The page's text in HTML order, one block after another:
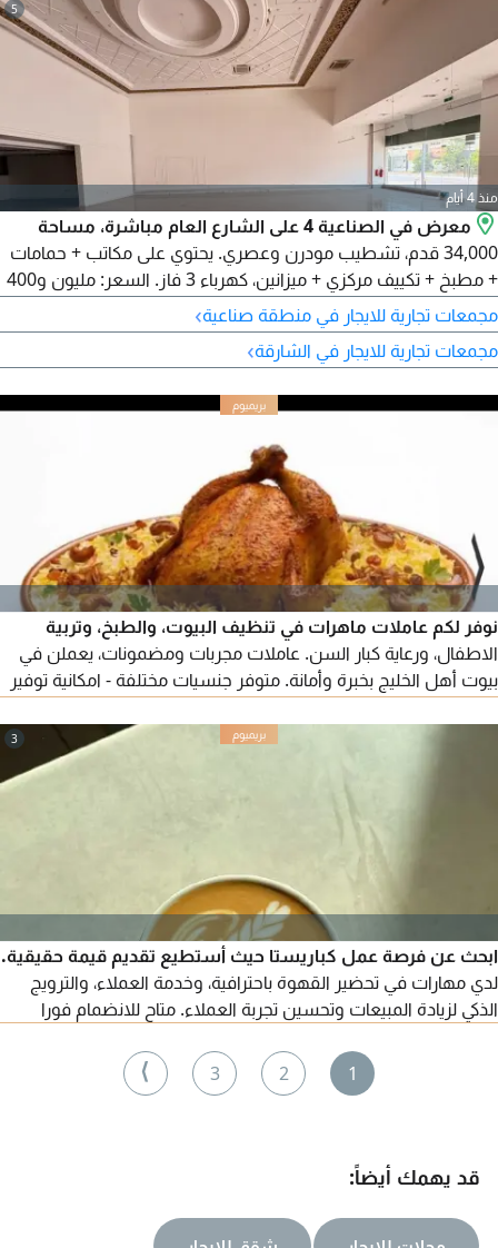
5
منذ 4 أيام
معرض في الصناعية 4 على الشارع العام مباشرة، مساحة
34,000 قدم، تشطيب مودرن وعصري. يحتوي على مكاتب + حمامات
+ مطبخ + تكييف مركزي + ميزانين، كهرباء 3 فاز. السعر: مليون و400
ألف، على 4 أو 6 دفعات.
مجمعات تجارية للايجار في منطقة صناعية›
مجمعات تجارية للايجار في الشارقة›
نوفر لكم عاملات ماهرات في تنظيف البيوت، والطبخ، وتربية
الاطفال، ورعاية كبار السن. عاملات مجربات ومضمونات، يعملن في
بيوت أهل الخليج بخبرة وأمانة. متوفر جنسيات مختلفة - امكانية توفير
3
ابحث عن فرصة عمل كباريستا حيث أستطيع تقديم قيمة حقيقية.
لدي مهارات في تحضير القهوة باحترافية، وخدمة العملاء، والترويج
الذكي لزيادة المبيعات وتحسين تجربة العملاء. متاح للانضمام فورا
1
2
3
⟩
قد يهمك أيضاً: